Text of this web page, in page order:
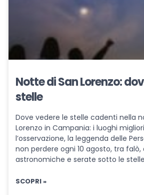
Notte di San Lorenzo:
stelle
Dove vedere le stelle cadenti nella
Lorenzo in Campania: i luoghi
l’osservazione, la leggenda delle
non perdere ogni 10 agosto, tra falò,
astronomiche e serate sotto le
SCOPRI »